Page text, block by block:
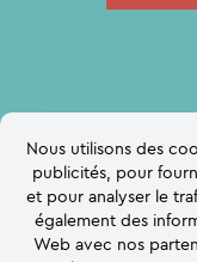
Nous utilisons des
publicités, pour
et pour analyser le
également des
Web avec nos